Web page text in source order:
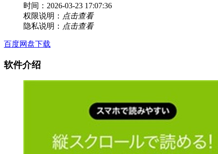
时间：2026-03-23 17:07:36
权限说明： 点击查看
隐私说明： 点击查看
百度网盘下载
软件介绍